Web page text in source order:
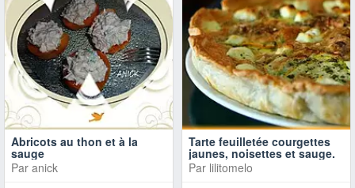
Abricots au thon et à la
sauge
Par anick
Tarte feuilletée courgettes
jaunes, noisettes et sauge.
Par lilitomelo